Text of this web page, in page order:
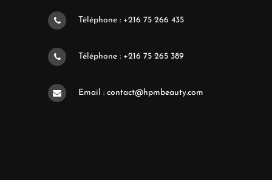
Téléphone : +216 75 266 435
Téléphone : +216 75 265 389
Email : contact@hpmbeauty.com